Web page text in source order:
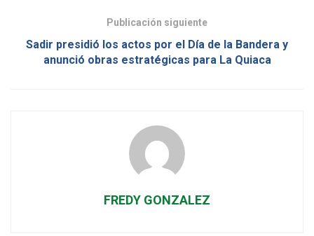
Publicación siguiente
Sadir presidió los actos por el Día de la Bandera y
anunció obras estratégicas para La Quiaca
FREDY GONZALEZ